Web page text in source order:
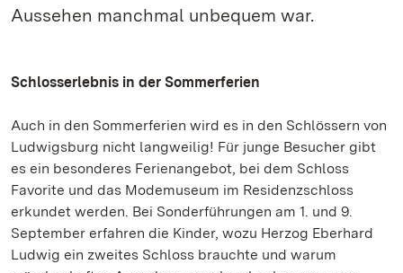
Aussehen manchmal unbequem war.
Schlosserlebnis in der Sommerferien
Auch in den Sommerferien wird es in den Schlössern von
Ludwigsburg nicht langweilig! Für junge Besucher gibt
es ein besonderes Ferienangebot, bei dem Schloss
Favorite und das Modemuseum im Residenzschloss
erkundet werden. Bei Sonderführungen am 1. und 9.
September erfahren die Kinder, wozu Herzog Eberhard
Ludwig ein zweites Schloss brauchte und warum